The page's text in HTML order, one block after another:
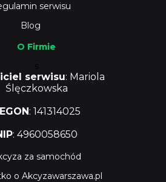
O Firmie
serwisu: Mariola
Ślęczkowska
: 141314025
: 4960058650
za samochód
o Akcyzawarszawa.pl
serwisu
Blog